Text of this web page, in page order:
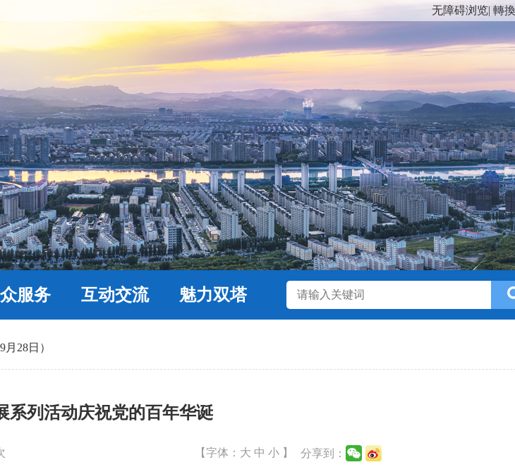
无障碍浏览| 轉
服务 互动交流 魅力双塔
28日）
系列活动庆祝党的百年华诞
【字体： 大 中 小 】 分享到：